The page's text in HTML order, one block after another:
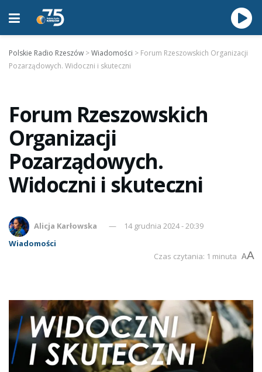
Polskie Radio Rzeszów >Wiadomości > Forum Rzeszowskich Organizacji
Pozarządowych. Widoczni i skuteczni
Forum Rzeszowskich
Organizacji
Pozarządowych.
Widoczni i skuteczni
Alicja Karłowska
14 grudnia 2024 - 20:39
Wiadomości
Czas czytania: 1 minuta AA